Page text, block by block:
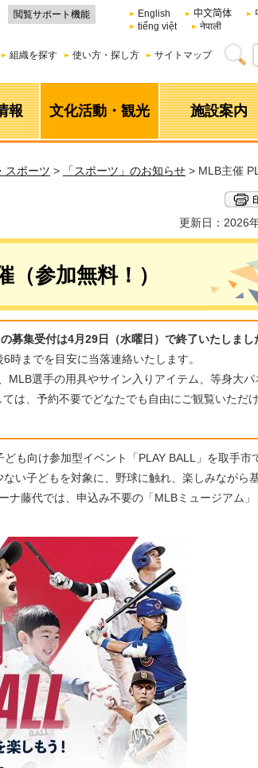
閲覧サポート機能 English 中文简体
tiếng việt
नेपाली
組織を探す 使い方・探し方 サイトマップ
報 文化活動・観光 施設案内
スポーツ > 「スポーツ」のお知らせ > MLB主催
更新日：2026
参加無料！）
集受付は4月29日（水曜日）で終了いたしまし
時までを目安に当落連絡いたします。
MLB選手の用具やサイン入りアイテム、等身大パ
は、予約不要でどなたでも自由にご観覧いただ
も向け参加型イベント「PLAY BALL」を取手市
い子どもを対象に、野球に触れ、楽しみながら
ナ藤代では、申込み不要の「MLBミュージアム」